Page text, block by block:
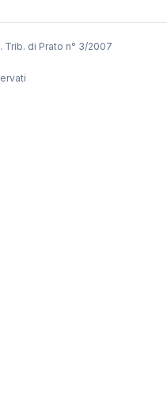
Trib. di Prato n° 3/2007